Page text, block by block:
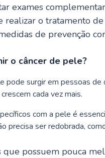
exames
realizar o tratamento
de prevenção
o câncer de pele?
pode surgir em pessoas
cada vez mais.
com a pele é
precisa ser redobrada,
que possuem pouca